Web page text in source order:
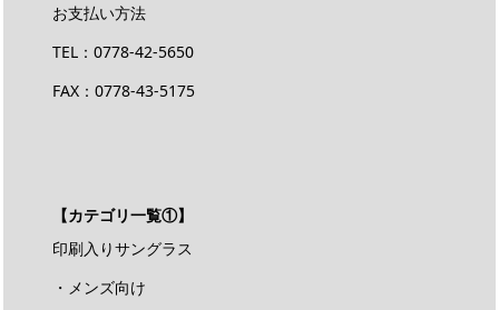
お支払い方法
TEL：0778-42-5650
FAX：0778-43-5175
【カテゴリ一覧①】
印刷入りサングラス
・メンズ向け